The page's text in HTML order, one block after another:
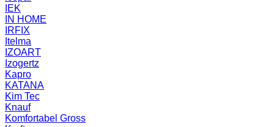
IEK
IN HOME
IRFIX
Itelma
IZOART
Izogertz
Kapro
KATANA
Kim Tec
Knauf
Komfortabel Gross